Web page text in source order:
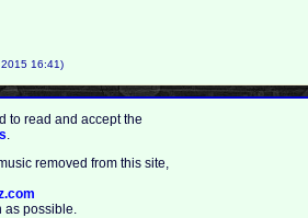
16:41)
to read and accept the
.
removed from this site,
as possible.